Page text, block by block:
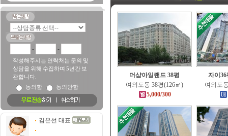
- -
작성해주시는 연락처는 문의 및
상담을 위해 수집하며 5년간 보
관합니다.
동의함
동의안함
김은선 대표
더샵아일랜드 38평
여의도동 38평(126㎡)
5,000/300
자이
여의도